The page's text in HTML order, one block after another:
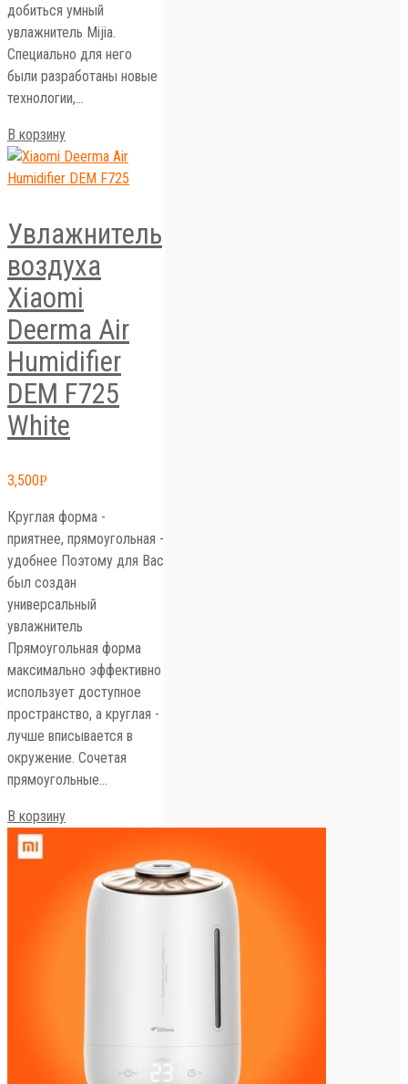
добиться умный
увлажнитель Mijia.
Специально для него
были разработаны новые
технологии,…
В корзину
Увлажнитель
воздуха
Xiaomi
Deerma Air
Humidifier
DEM F725
White
3,500Р
Круглая форма -
приятнее, прямоугольная -
удобнее Поэтому для Вас
был создан
универсальный
увлажнитель
Прямоугольная форма
максимально эффективно
использует доступное
пространство, а круглая -
лучше вписывается в
окружение. Сочетая
прямоугольные…
В корзину